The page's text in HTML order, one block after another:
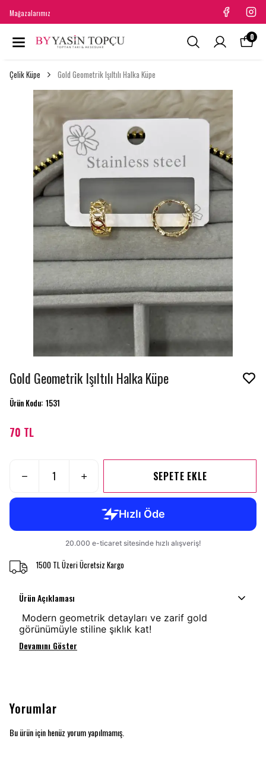
Mağazalarımız
0
Çelik Küpe Gold Geometrik Işıltılı Halka Küpe
Gold Geometrik Işıltılı Halka Küpe
Ürün Kodu: 1531
70 TL
SEPETE EKLE
1500 TL Üzeri Ücretsiz Kargo
Ürün Açıklaması
Modern geometrik detayları ve zarif gold
görünümüyle stiline şıklık kat!
Devamını Göster
Yorumlar
Bu ürün için henüz yorum yapılmamış.